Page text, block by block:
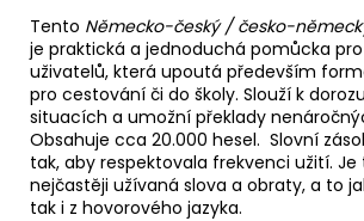
Tento Německo-český / česko-
je praktická a jednoduchá pomůcka
uživatelů, která upoutá především
pro cestování či do školy. Slouží k
situacích a umožní překlady
Obsahuje cca 20.000 hesel. Slovní
tak, aby respektovala frekvenci užití.
nejčastěji užívaná slova a obraty, a to
tak i z hovorového jazyka.